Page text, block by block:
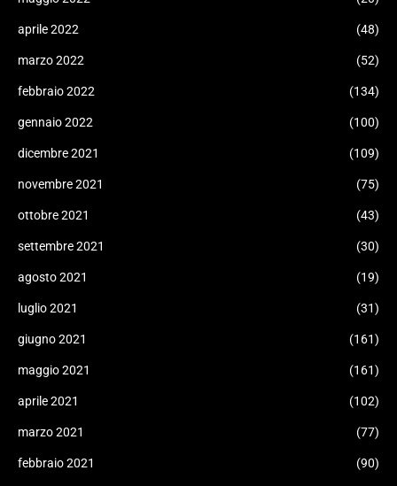
aprile 2022 (48)
marzo 2022 (52)
febbraio 2022 (134)
gennaio 2022 (100)
dicembre 2021 (109)
novembre 2021 (75)
ottobre 2021 (43)
settembre 2021 (30)
agosto 2021 (19)
luglio 2021 (31)
giugno 2021 (161)
maggio 2021 (161)
aprile 2021 (102)
marzo 2021 (77)
febbraio 2021 (90)